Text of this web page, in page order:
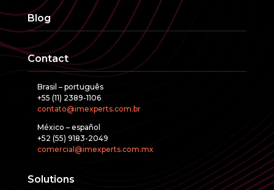
Blog
Contact
Brasil – português
+55 (11) 2389-1106
contato@imexperts.com.br
México – español
+52 (55) 9183-2049
comercial@imexperts.com.mx
Solutions